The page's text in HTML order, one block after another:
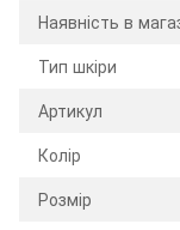
Наявність в
Тип шкіри
Артикул
Колір
Розмір